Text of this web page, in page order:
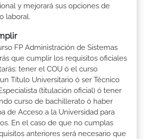
y mejorará sus opciones de
laboral.
FP Administración de Sistemas
que cumplir los requisitos oficiales
tener el COU ó el curso
Título Universitario ó ser Técnico
(titulación oficial) ó tener
curso de bachillerato ó haber
de Acceso a la Universidad para
En el caso de que no cumplas
anteriores será necesario que